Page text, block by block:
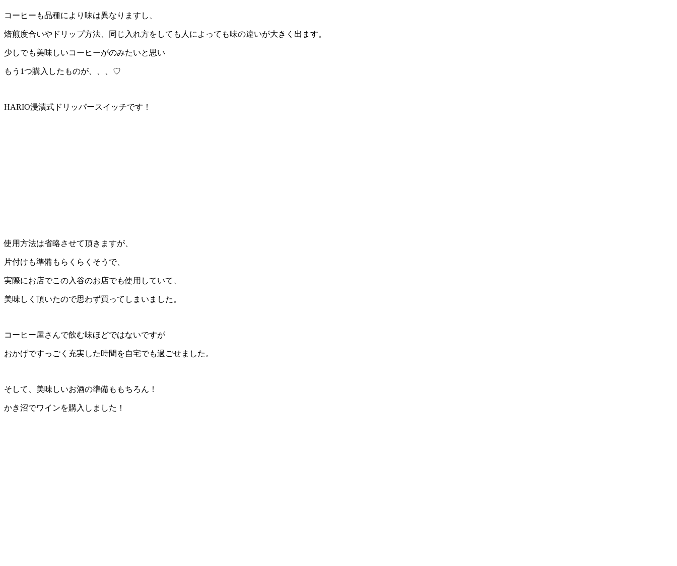
コーヒーも品種により味は異なりますし、
焙煎度合いやドリップ方法、同じ入れ方をしても人によっても味の違いが大きく出ます。
少しでも美味しいコーヒーがのみたいと思い
もう 1つ購入したものが、、、♡
HARIO浸漬式ドリッパースイッチです！
使用方法は省略させて頂きますが、
片付けも準備もらくらくそうで、
実際にお店でこの入谷のお店でも使用していて、
美味しく頂いたので思わず買ってしまいました。
コーヒー屋さんで飲む味ほどではないですが
おかげですっごく充実した時間を自宅でも過ごせました。
そして、美味しいお酒の準備ももちろん！
かき沼でワインを購入しました！